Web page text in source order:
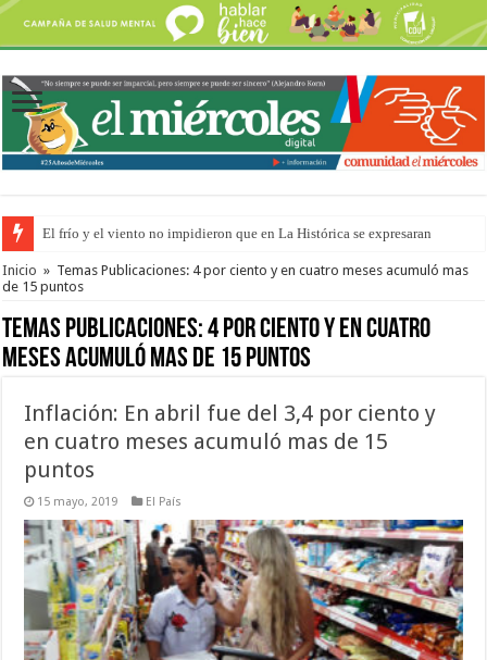
El frío y el viento no impidieron que en La Histórica se expresaran
OSER: Frigerio aseguró que mejoraron el servicio, redujeron el déficit en
Inicio » Temas Publicaciones: 4 por ciento y en cuatro meses acumuló mas
de 15 puntos
Temas Publicaciones:4 por ciento y en cuatro
meses acumuló mas de 15 puntos
Inflación: En abril fue del 3,4 por ciento y
en cuatro meses acumuló mas de 15
puntos
15 mayo, 2019 El País